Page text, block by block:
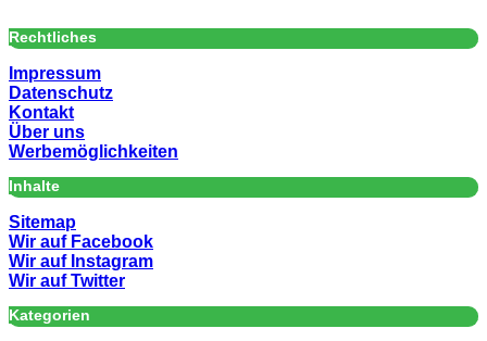
Rechtliches
Impressum
Datenschutz
Kontakt
Über uns
Werbemöglichkeiten
Inhalte
Sitemap
Wir auf Facebook
Wir auf Instagram
Wir auf Twitter
Kategorien